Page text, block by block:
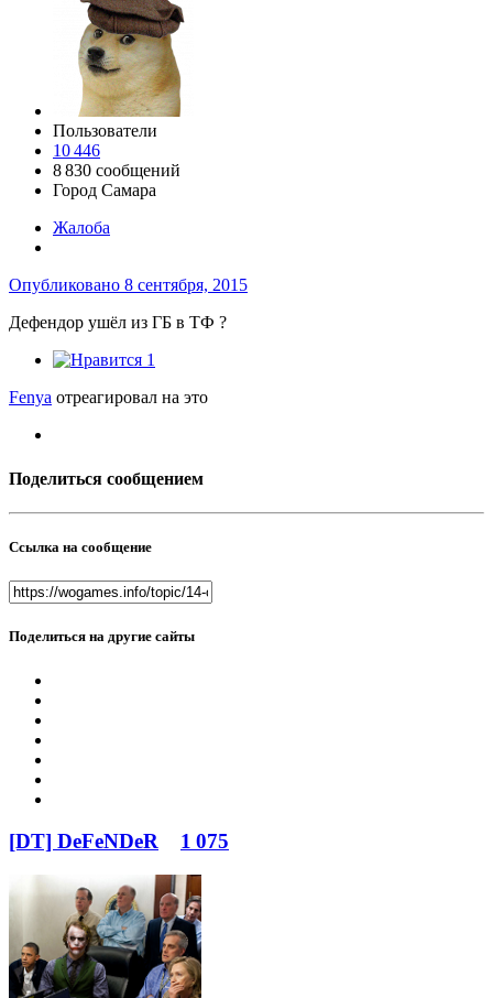
Пользователи
10 446
8 830 сообщений
Город Самара
Жалоба
Опубликовано 8 сентября, 2015
Дефендор ушёл из ГБ в ТФ ?
1
Fenya отреагировал на это
Поделиться сообщением
Ссылка на сообщение
Поделиться на другие сайты
[DT] DeFeNDeR 1 075